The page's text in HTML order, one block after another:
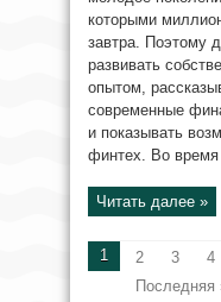
которыми
завтра. Поэтому
развивать
опытом,
современные
и показывать
финтех. Во время
Читать далее »
1 2 3 4
Последняя